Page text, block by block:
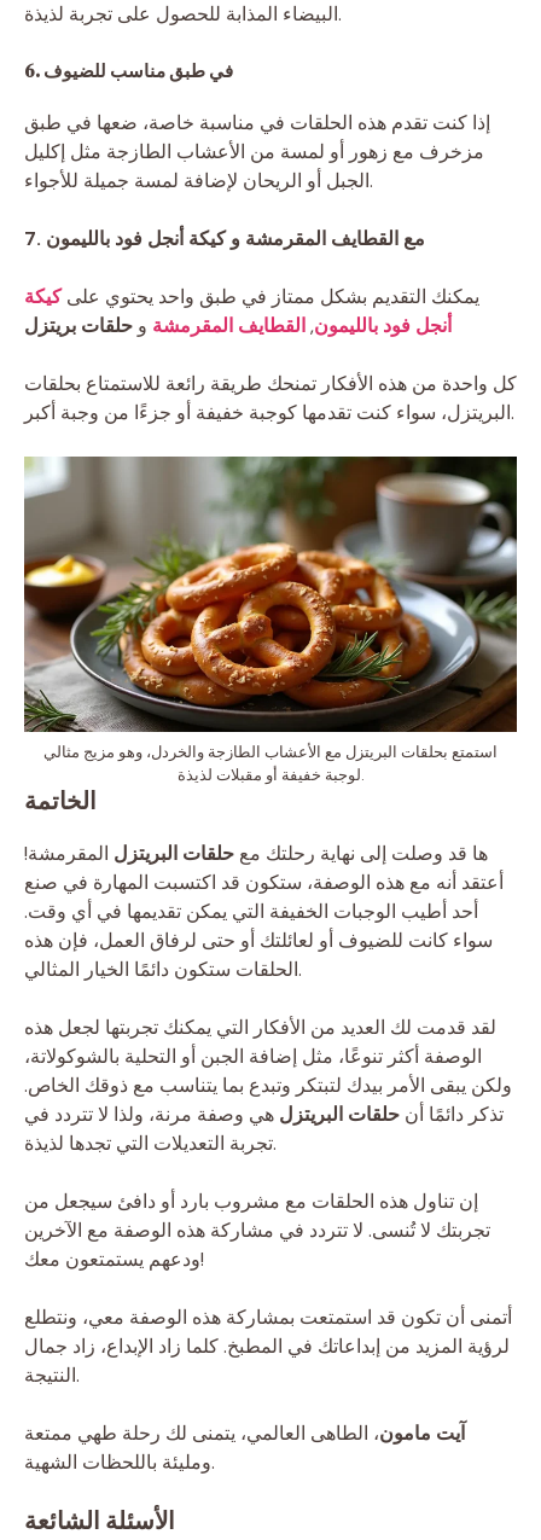
البيضاء المذابة للحصول على تجربة لذيذة.
6. في طبق مناسب للضيوف
إذا كنت تقدم هذه الحلقات في مناسبة خاصة، ضعها في طبق
مزخرف مع زهور أو لمسة من الأعشاب الطازجة مثل إكليل
الجبل أو الريحان لإضافة لمسة جميلة للأجواء.
7. مع القطايف المقرمشة و كيكة أنجل فود بالليمون
يمكنك التقديم بشكل ممتاز في طبق واحد يحتوي علىكيكة
أنجل فود بالليمون,القطايف المقرمشة و حلقات بريتزل
كل واحدة من هذه الأفكار تمنحك طريقة رائعة للاستمتاع بحلقات
البريتزل، سواء كنت تقدمها كوجبة خفيفة أو جزءًا من وجبة أكبر.
استمتع بحلقات البريتزل مع الأعشاب الطازجة والخردل، وهو مزيج مثالي
لوجبة خفيفة أو مقبلات لذيذة.
الخاتمة
ها قد وصلت إلى نهاية رحلتك مع حلقات البريتزل المقرمشة!
أعتقد أنه مع هذه الوصفة، ستكون قد اكتسبت المهارة في صنع
أحد أطيب الوجبات الخفيفة التي يمكن تقديمها في أي وقت.
سواء كانت للضيوف أو لعائلتك أو حتى لرفاق العمل، فإن هذه
الحلقات ستكون دائمًا الخيار المثالي.
لقد قدمت لك العديد من الأفكار التي يمكنك تجربتها لجعل هذه
الوصفة أكثر تنوعًا، مثل إضافة الجبن أو التحلية بالشوكولاتة،
ولكن يبقى الأمر بيدك لتبتكر وتبدع بما يتناسب مع ذوقك الخاص.
تذكر دائمًا أن حلقات البريتزل هي وصفة مرنة، ولذا لا تتردد في
تجربة التعديلات التي تجدها لذيذة.
إن تناول هذه الحلقات مع مشروب بارد أو دافئ سيجعل من
تجربتك لا تُنسى. لا تتردد في مشاركة هذه الوصفة مع الآخرين
ودعهم يستمتعون معك!
أتمنى أن تكون قد استمتعت بمشاركة هذه الوصفة معي، ونتطلع
لرؤية المزيد من إبداعاتك في المطبخ. كلما زاد الإبداع، زاد جمال
النتيجة.
آيت مامون، الطاهى العالمي، يتمنى لك رحلة طهي ممتعة
ومليئة باللحظات الشهية.
الأسئلة الشائعة